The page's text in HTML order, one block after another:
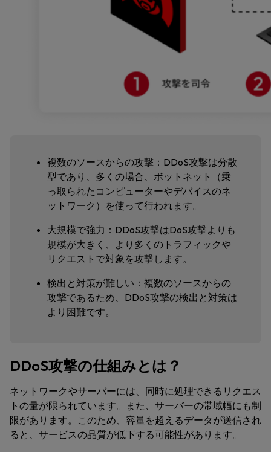
複数のソースからの攻撃：DDoS攻撃は分散
型であり、多くの場合、ボットネット（乗
っ取られたコンピューターやデバイスのネ
ットワーク）を使って行われます。
大規模で強力：DDoS攻撃はDoS攻撃よりも
規模が大きく、より多くのトラフィックや
リクエストで対象を攻撃します。
検出と対策が難しい：複数のソースからの
攻撃であるため、DDoS攻撃の検出と対策は
より困難です。
DDoS攻撃の仕組みとは？
ネットワークやサーバーには、同時に処理できるリクエス
トの量が限られています。また、サーバーの帯域幅にも制
限があります。このため、容量を超えるデータが送信され
ると、サービスの品質が低下する可能性があります。